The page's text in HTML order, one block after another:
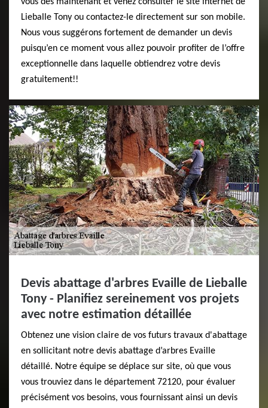
Lieballe Tony ou contactez-le directement sur son mobile.
Nous vous suggérons fortement de demander un devis
puisqu’en ce moment vous allez pouvoir profiter de l’offre
exceptionnelle dans laquelle obtiendrez votre devis
gratuitement!!
Devis abattage d'arbres Evaille de Lieballe
Tony - Planifiez sereinement vos projets
avec notre estimation détaillée
Obtenez une vision claire de vos futurs travaux d'abattage
en sollicitant notre devis abattage d’arbres Evaille
détaillé. Notre équipe se déplace sur site, où que vous
vous trouviez dans le département 72120, pour évaluer
précisément vos besoins, vous fournissant ainsi un devis